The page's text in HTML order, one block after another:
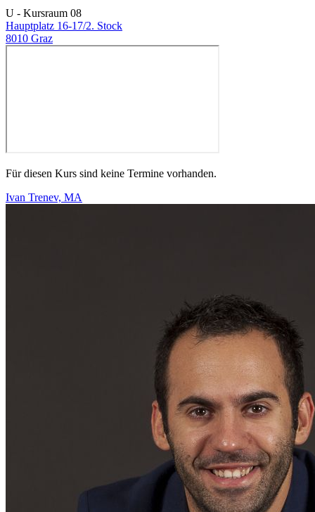
U - Kursraum 08
Hauptplatz 16-17/2. Stock
8010 Graz
Für diesen Kurs sind keine Termine vorhanden.
Ivan Trenev, MA